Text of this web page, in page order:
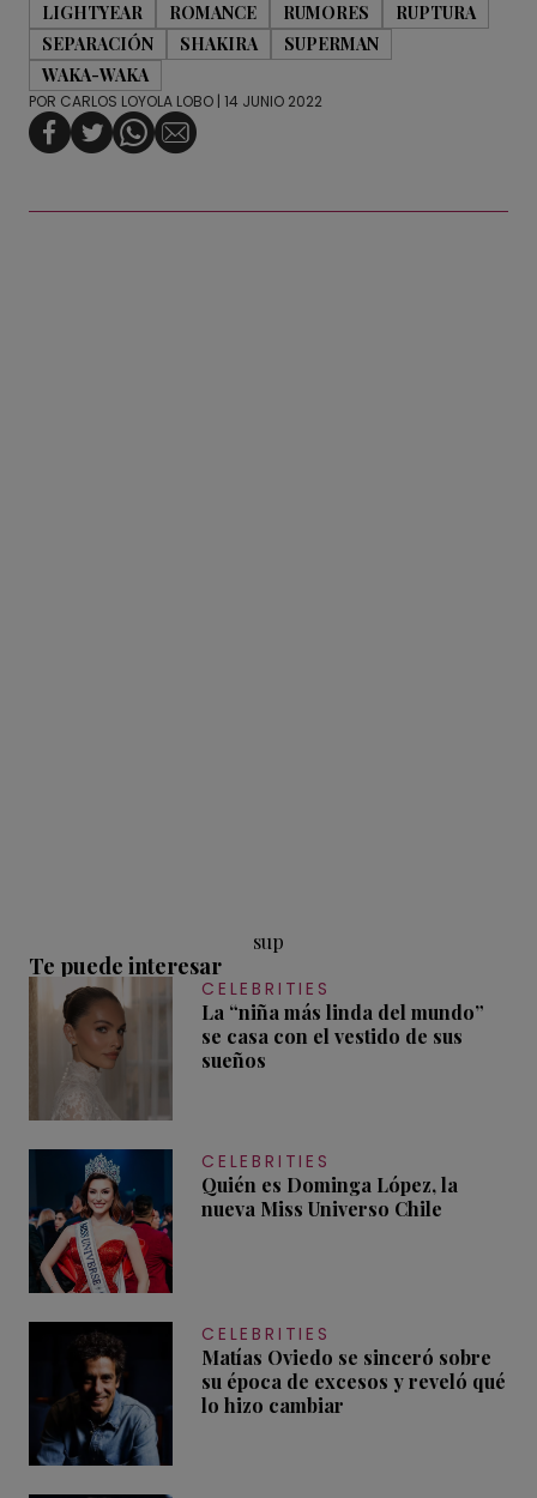
LIGHTYEAR
ROMANCE RUMORES
RUPTURA
SEPARACIÓN
SHAKIRA
SUPERMAN
WAKA-WAKA
POR CARLOS LOYOLA LOBO | 14 JUNIO 2022
sup
Te puede interesar
CELEBRITIES
La “niña más linda del mundo”
se casa con el vestido de sus
sueños
CELEBRITIES
Quién es Dominga López, la
nueva Miss Universo Chile
CELEBRITIES
Matías Oviedo se sinceró sobre
su época de excesos y reveló qué
lo hizo cambiar